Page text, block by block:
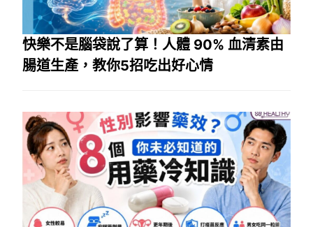
快樂不是腦袋說了算！人體 90% 血清素由
腸道生產，教你5招吃出好心情